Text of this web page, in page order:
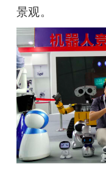
景观。